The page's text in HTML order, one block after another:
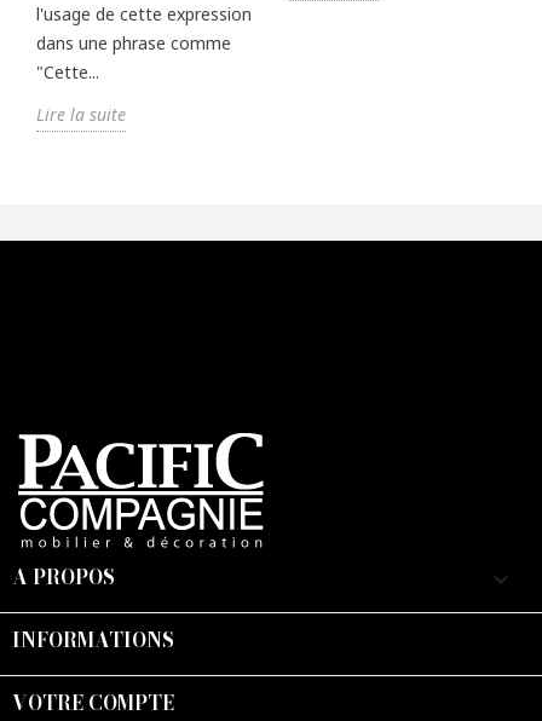
l'usage de cette expression
dans une phrase comme
"Cette...
Lire la suite
A PROPOS keyboard_arrow_down
INFORMATIONS
VOTRE COMPTE